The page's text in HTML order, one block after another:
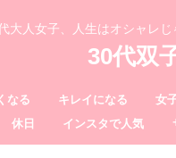
大人女子、人生はオシャレ
30代双
なる キレイになる 女
休日 インスタで人気